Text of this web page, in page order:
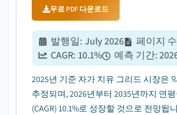
무료 PDF 다운로드
발행일: July 2026 페이지 수
CAGR: 10.1% 예측 기간:
2025년 기준 자가 치유 그리드 시장은
추정되며, 2026년부터 2035년까지 연
(CAGR) 10.1%로 성장할 것으로 전망됩